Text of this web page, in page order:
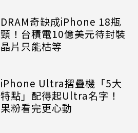
DRAM奇缺成iPhone 18瓶
頸！台積電10億美元待封裝
晶片只能枯等
iPhone Ultra摺疊機「5大
特點」配得起Ultra名字！
果粉看完更心動